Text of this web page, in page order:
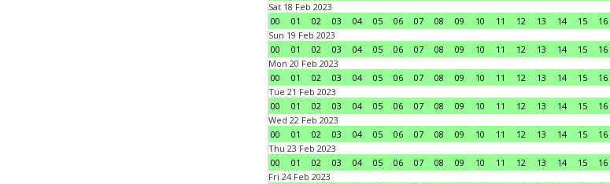
Sat 18 Feb 2023
00
01 02 03 04 05 06 07 08 09 10 11 12 13 14 15 16
Sun 19 Feb 2023
00
01 02 03 04 05 06 07 08 09 10 11 12 13 14 15 16
Mon 20 Feb 2023
00
01 02 03 04 05 06 07 08 09 10 11 12 13 14 15 16
Tue 21 Feb 2023
00
01 02 03 04 05 06 07 08 09 10 11 12 13 14 15 16
Wed 22 Feb 2023
00
01 02 03 04 05 06 07 08 09 10 11 12 13 14 15 16
Thu 23 Feb 2023
00
01 02 03 04 05 06 07 08 09 10 11 12 13 14 15 16
Fri 24 Feb 2023